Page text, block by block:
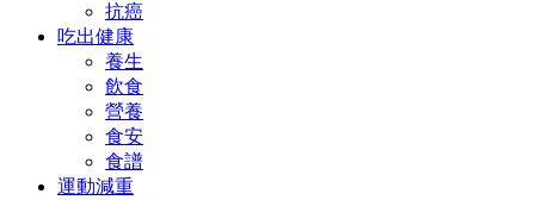
抗癌
吃出健康
養生
飲食
營養
食安
食譜
運動減重